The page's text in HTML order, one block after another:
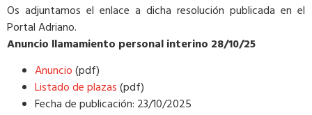
Os adjuntamos el enlace a dicha resolución publicada en el
Portal Adriano.
Anuncio llamamiento personal interino 28/10/25
Anuncio(pdf)
Listado de plazas(pdf)
Fecha de publicación: 23/10/2025